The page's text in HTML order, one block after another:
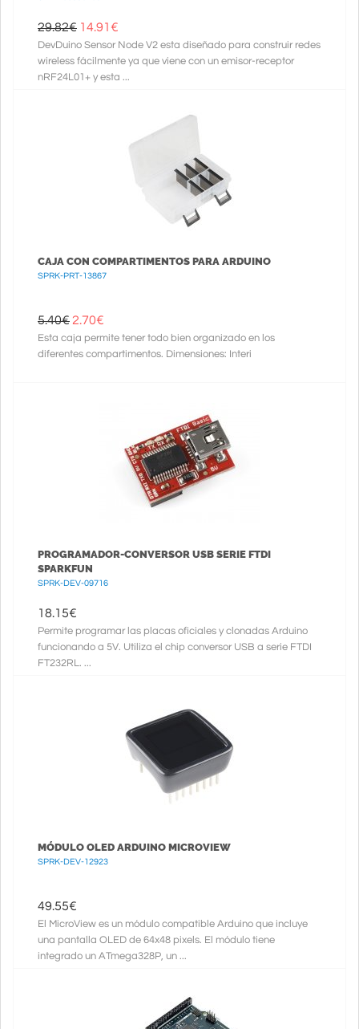
29.82€ 14.91 €
DevDuino Sensor Node V2 esta diseñado para construir redes
wireless fácilmente ya que viene con un emisor-receptor
nRF24L01+ y esta ...
CAJA CON COMPARTIMENTOS PARA ARDUINO
SPRK-PRT-13867
5.40€ 2.70€
Esta caja permite tener todo bien organizado en los
diferentes compartimentos. Dimensiones: Interi
PROGRAMADOR-CONVERSOR USB SERIE FTDI
SPARKFUN
SPRK-DEV-09716
18.15€
Permite programar las placas oficiales y clonadas Arduino
funcionando a 5V. Utiliza el chip conversor USB a serie FTDI
FT232RL. ...
MÓDULO OLED ARDUINO MICROVIEW
SPRK-DEV-12923
49.55€
El MicroView es un módulo compatible Arduino que incluye
una pantalla OLED de 64x48 pixels. El módulo tiene
integrado un ATmega328P, un ...